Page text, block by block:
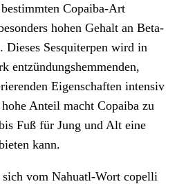
Copaiba-Art
hohen Gehalt an Beta-
Sesquiterpen wird in
entzündungshemmenden,
Eigenschaften intensiv
Anteil macht Copaiba zu
Fuß für Jung und Alt eine
kann.
vom Nahuatl-Wort copelli